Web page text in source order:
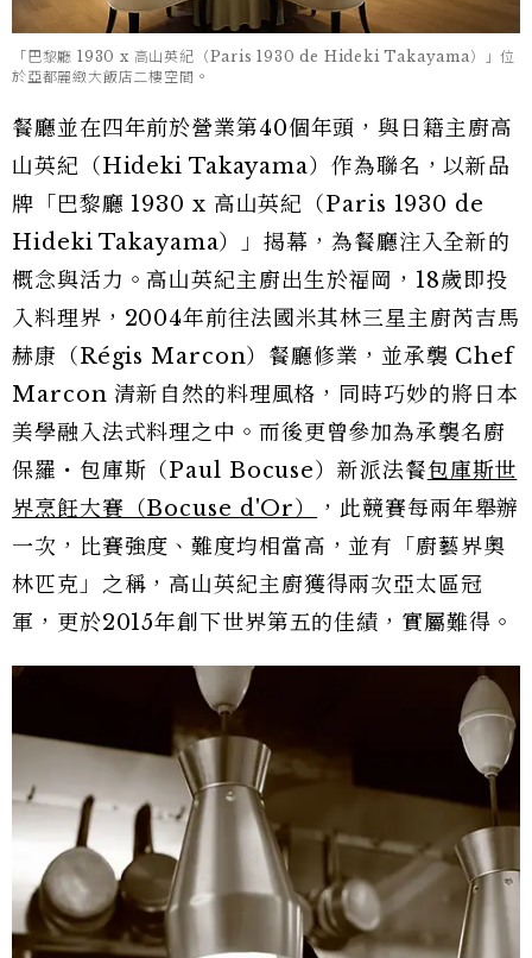
「巴黎廳 1930 x 高山英紀（Paris 1930 de Hideki Takayama）」位
於亞都麗緻大飯店二樓空間。
餐廳並在四年前於營業第40個年頭，與日籍主廚高
山英紀（Hideki Takayama）作為聯名，以新品
牌「巴黎廳 1930 x 高山英紀（Paris 1930 de
Hideki Takayama）」揭幕，為餐廳注入全新的
概念與活力。高山英紀主廚出生於福岡，18歲即投
入料理界，2004年前往法國米其林三星主廚芮吉馬
赫康（Régis Marcon）餐廳修業，並承襲 Chef
Marcon 清新自然的料理風格，同時巧妙的將日本
美學融入法式料理之中。而後更曾參加為承襲名廚
保羅・包庫斯（Paul Bocuse）新派法餐包庫斯世
界烹飪大賽（Bocuse d'Or）
，此競賽每兩年舉辦
一次，比賽強度、難度均相當高，並有「廚藝界奧
林匹克」之稱，高山英紀主廚獲得兩次亞太區冠
軍，更於2015年創下世界第五的佳績，實屬難得。